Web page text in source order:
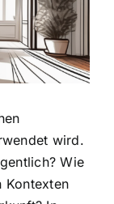
wird.
Wie
Kontexten